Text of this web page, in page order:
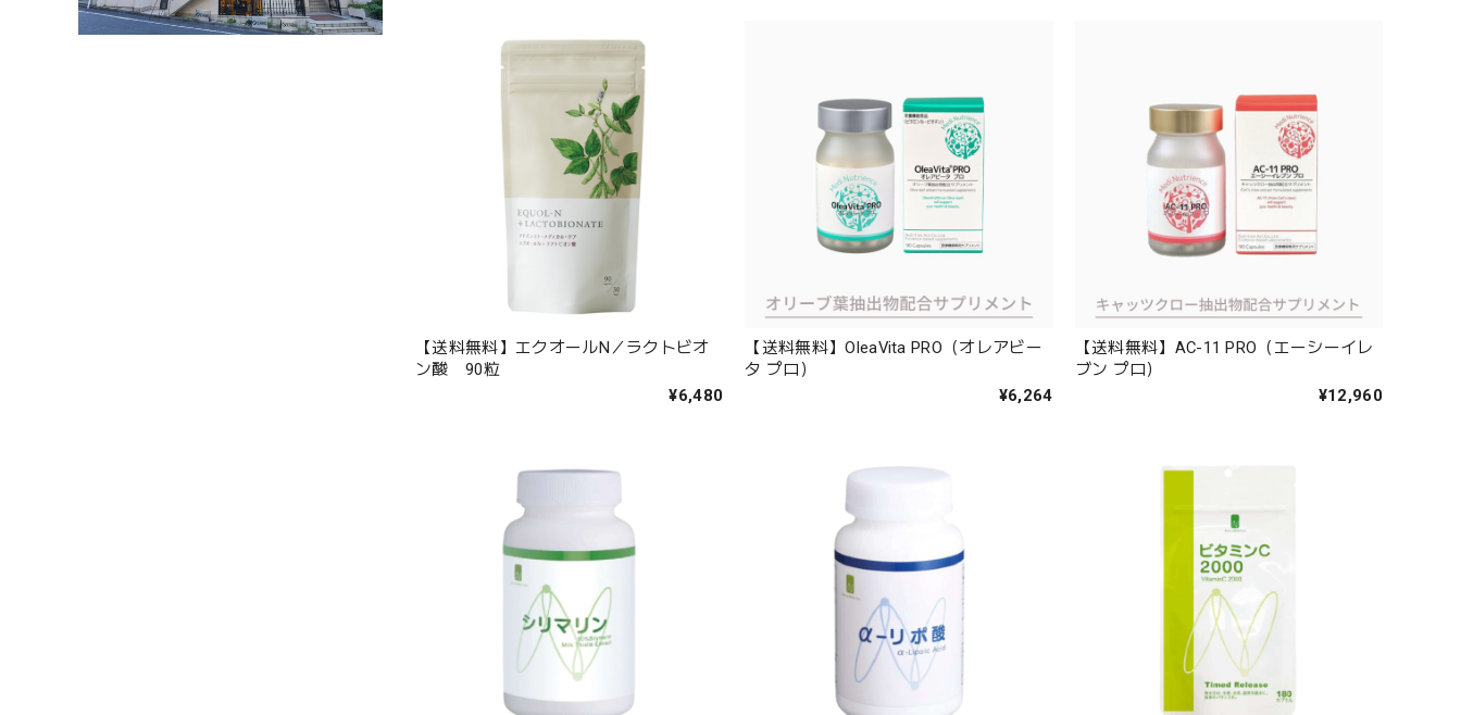
【送料無料】エクオールN／ラクトビオ
ン酸 90粒
¥6,480
【送料無料】OleaVita PRO（オレアビー
タ プロ）
¥6,264
【送料無料】AC-11 PRO（エーシーイレ
ブン プロ）
¥12,960